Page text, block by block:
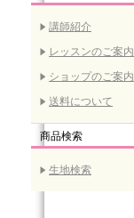
講師紹介
レッスンのご案内
ショップのご案内
送料について
商品検索
生地検索